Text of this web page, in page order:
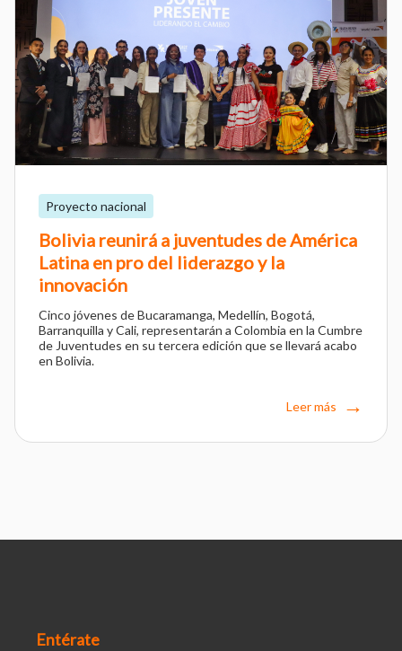
Proyecto nacional
Bolivia reunirá a juventudes de América
Latina en pro del liderazgo y la
innovación
Cinco jóvenes de Bucaramanga, Medellín, Bogotá,
Barranquilla y Cali, representarán a Colombia en la Cumbre
de Juventudes en su tercera edición que se llevará acabo
en Bolivia.
Leer más
Entérate